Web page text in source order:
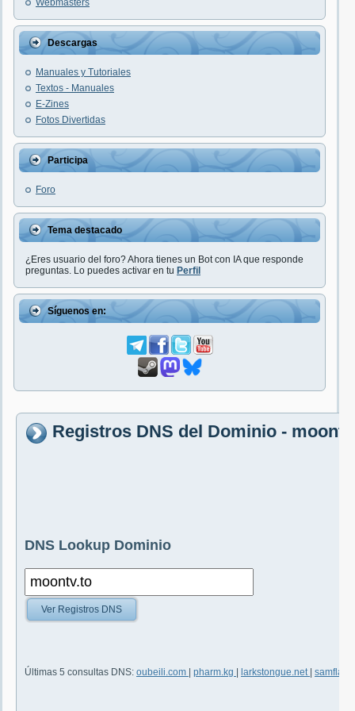
Webmasters
Descargas
Manuales y Tutoriales
Textos - Manuales
E-Zines
Fotos Divertidas
Participa
Foro
Tema destacado
¿Eres usuario del foro? Ahora tienes un Bot con IA que responde
preguntas. Lo puedes activar en tu Perfil
Síguenos en:
Registros DNS del Dominio -
DNS Lookup Dominio
Ver Registros DNS
Últimas 5 consultas DNS: oubeili.com pharm.kg larkstongue.net